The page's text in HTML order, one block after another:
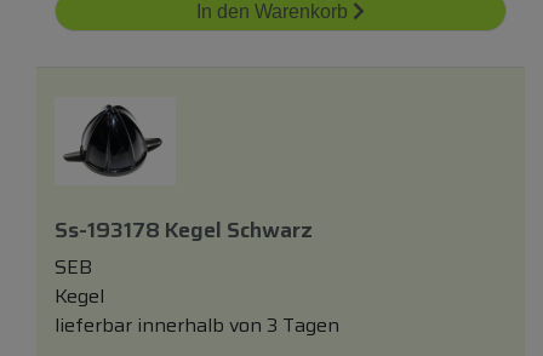
In den Warenkorb
Ss-193178 Kegel Schwarz
SEB
Kegel
lieferbar innerhalb von 3 Tagen